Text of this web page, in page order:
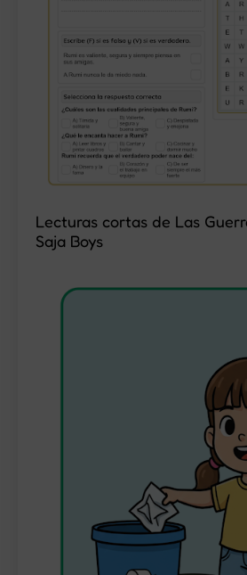
Lecturas cortas de Las
Saja Boys